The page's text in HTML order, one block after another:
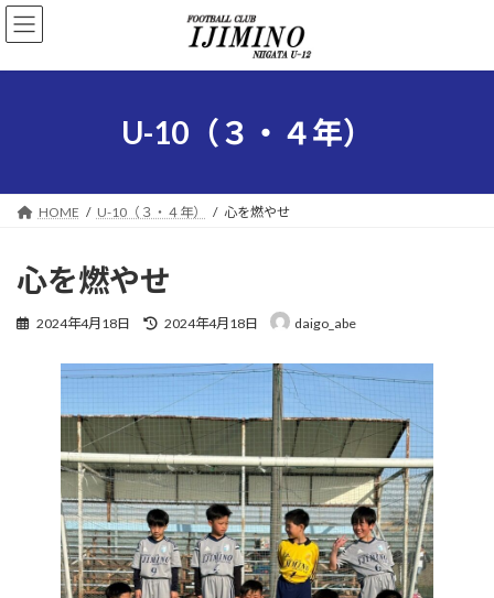
コ
ン
ン
ナ
ビ
ー
U-10（３・４年）
HOME U-10（３・４年） 心を燃やせ
心を燃やせ
2024年4月18日
最
新
時
2024年4月18日 daigo_abe